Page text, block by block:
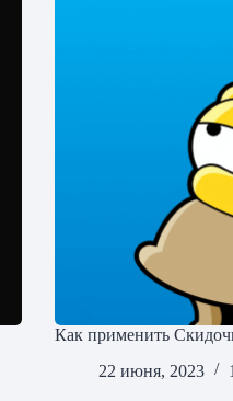
Как применить
22 июня, 2023